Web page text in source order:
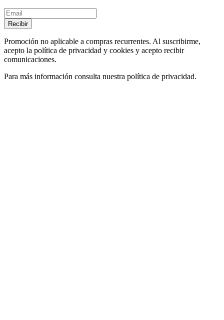
Recibir
Promoción no aplicable a compras recurrentes. Al suscribirme,
acepto la política de privacidad y cookies y acepto recibir
comunicaciones.
Para más información consulta nuestra política de privacidad.